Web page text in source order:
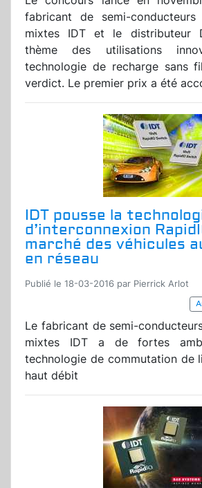
fabricant de semi-conducteurs
mixtes IDT et le distributeur
thème des utilisations
technologie de recharge sans
verdict. Le premier prix a été
IDT pousse la
d’interconnexion
marché des véhicules
en réseau
Publié le 18-03-2016 par Pierrick Arlot
Le fabricant de semi-
mixtes IDT a de fortes
technologie de commutation de
haut débit